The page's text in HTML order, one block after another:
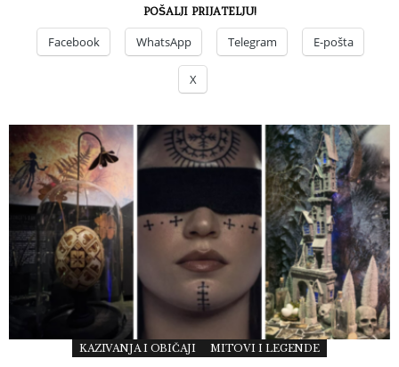
POŠALJI PRIJATELJU!
Facebook WhatsApp Telegram E-pošta
X
KAZIVANJA I OBIČAJI MITOVI I LEGENDE